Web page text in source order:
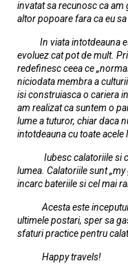
invatat sa recunosc ca am
altor popoare fara ca eu
In viata intotdeauna
evoluez cat pot de mult.
redefinesc ceea ce
niciodata membra a
isi construiasca o cariera
am realizat ca suntem o
lume a tuturor, chiar daca
intotdeauna cu toate acele
Iubesc calatoriile si
lumea. Calatoriile sunt
incarc bateriile si cel mai
Acesta este
ultimele postari, sper sa
sfaturi practice pentru
Happy travels!